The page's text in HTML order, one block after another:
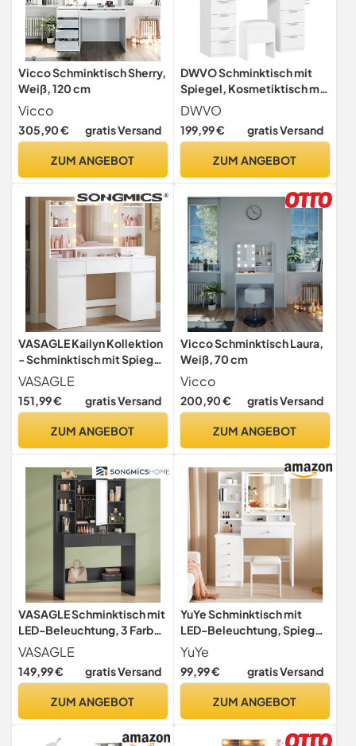
Vicco Schminktisch Sherry,
Weiß, 120 cm
Vicco
305,90 € gratis Versand
ZUM ANGEBOT
DWVO Schminktisch mit
Spiegel, Kosmetiktisch mit
11 Schubladen,
Beleuchtung, Steckdose,
Weiß (Make Up Tisch,
Vanity Table)
DWVO
199,99 € gratis Versand
ZUM ANGEBOT
VASAGLE Kailyn Kollektion
- Schminktisch mit Spiegel
und LED-Leuchten,
Steckdosenleiste, 2
Schränke, 9 dimmbare
werkzeuglose
RDT142WB02
VASAGLE
151,99 € gratis Versand
ZUM ANGEBOT
Vicco Schminktisch Laura,
Weiß, 70 cm
Vicco
200,90 € gratis Versand
ZUM ANGEBOT
VASAGLE Schminktisch mit
LED-Beleuchtung, 3 Farben
mit Einstellbarer Helligkeit,
Frisiertisch mit Spiegel,
Kosmetiktisch mit
Schubladen, modern,
VASAGLE
149,99 € gratis Versand
ZUM ANGEBOT
YuYe Schminktisch mit
LED-Beleuchtung, Spiegel
einstellbare Helligkeit,
Schminktisch mit Stuhl,
Frisiertisch mit 5
Modern Kosmetiktisch aus
YuYe
99,99 € gratis Versand
ZUM ANGEBOT